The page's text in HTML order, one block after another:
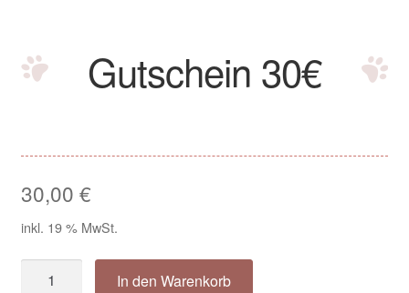
City Halsbänder
Landhaus Halsbänder
Gutschein 30€
30,00 €
inkl. 19 % MwSt.
In den Warenkorb